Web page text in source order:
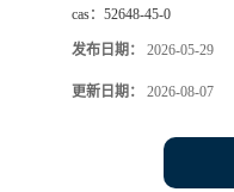
cas： 52648-45-0
发布日期： 2026-05-29
更新日期： 2026-08-07